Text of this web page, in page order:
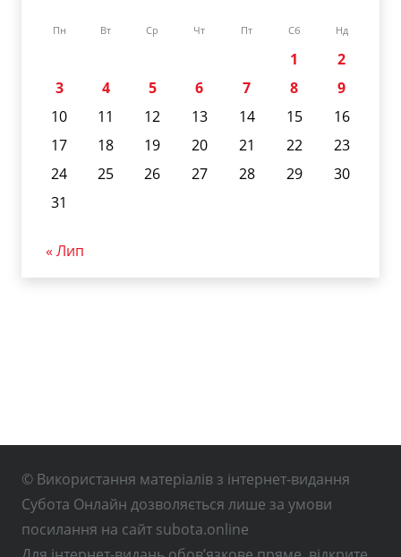
Пн Вт Ср Чт Пт Сб Нд
1
2
3
4 5 6 7 8
9
10
11 12 13 14 15
16
17
18 19 20 21 22
23
24
25 26 27 28 29
30
31
« Лип
© Використання матеріалів з інтернет-видання
Субота Онлайн дозволяється лише за умови
посилання на сайт subota.online